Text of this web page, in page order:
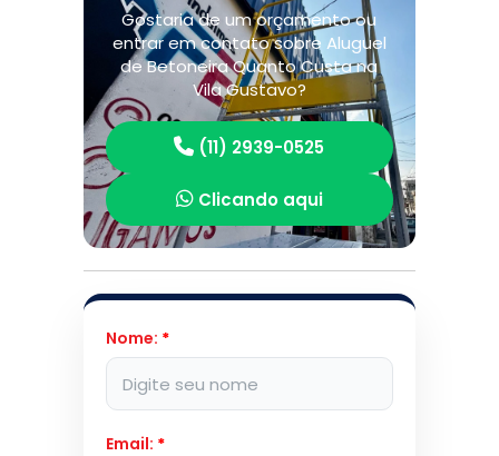
Gostaria de um orçamento ou
entrar em contato sobre Aluguel
de Betoneira Quanto Custa na
Vila Gustavo?
(11) 2939-0525
Clicando aqui
Nome: *
Email: *